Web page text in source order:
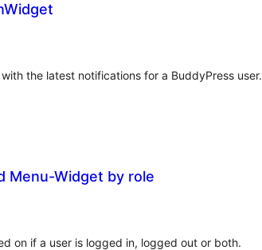
the latest notifications for a BuddyPress user.
Menu-Widget by role
on if a user is logged in, logged out or both.